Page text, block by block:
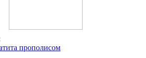
прополисом